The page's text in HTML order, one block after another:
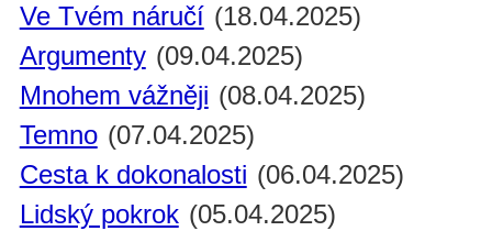
Ve Tvém náručí (18.04.2025)
Argumenty (09.04.2025)
Mnohem vážněji (08.04.2025)
Temno (07.04.2025)
Cesta k dokonalosti (06.04.2025)
Lidský pokrok (05.04.2025)